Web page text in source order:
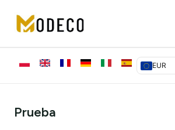
Contenido
EUR
Prueba